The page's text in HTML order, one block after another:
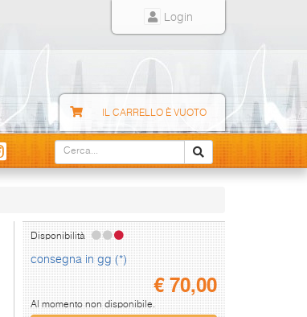
Login
IL CARRELLO È VUOTO
Disponibilità
consegna in gg (*)
€70,00
Al momento non disponibile.